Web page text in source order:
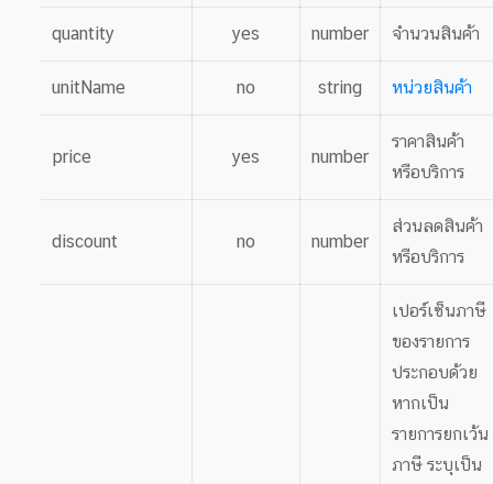
quantity yes number จำนวนสินค้า
unitName no string หน่วยสินค้า
price yes number
ราคาสินค้า
หรือบริการ
discount no number
ส่วนลดสินค้า
หรือบริการ
เปอร์เซ็นภาษี
ของรายการ
ประกอบด้วย
หากเป็น
รายการยกเว้น
ภาษี ระบุเป็น